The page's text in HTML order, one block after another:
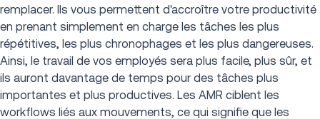
remplacer. Ils vous permettent d'accroître votre productivité
en prenant simplement en charge les tâches les plus
répétitives, les plus chronophages et les plus dangereuses.
Ainsi, le travail de vos employés sera plus facile, plus sûr, et
ils auront davantage de temps pour des tâches plus
importantes et plus productives. Les AMR ciblent les
workflows liés aux mouvements, ce qui signifie que les